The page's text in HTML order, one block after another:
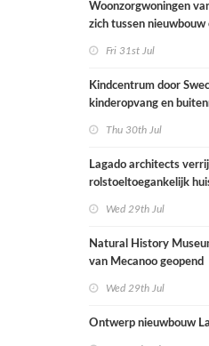
Woonzorgwoningen
zich tussen
Fri 31st Jul
Kindcentrum door
kinderopvang en
Thu 30th Jul
Lagado architects
rolstoeltoegankelijk
Wed 29th Jul
Natural History
van Mecanoo geopend
Wed 29th Jul
Ontwerp nieuwbouw